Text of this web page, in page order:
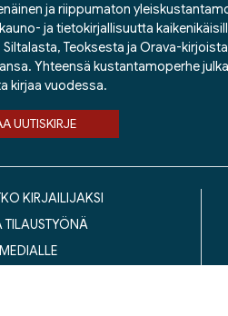
ja riippumaton
ja tietokirjallisuutta
Teoksesta ja Orava-
Yhteensä kustantamoperhe
kirjaa vuodessa.
UUTISKIRJE
KIRJAILIJAKSI
TILAUSTYÖNÄ
MEDIALLE